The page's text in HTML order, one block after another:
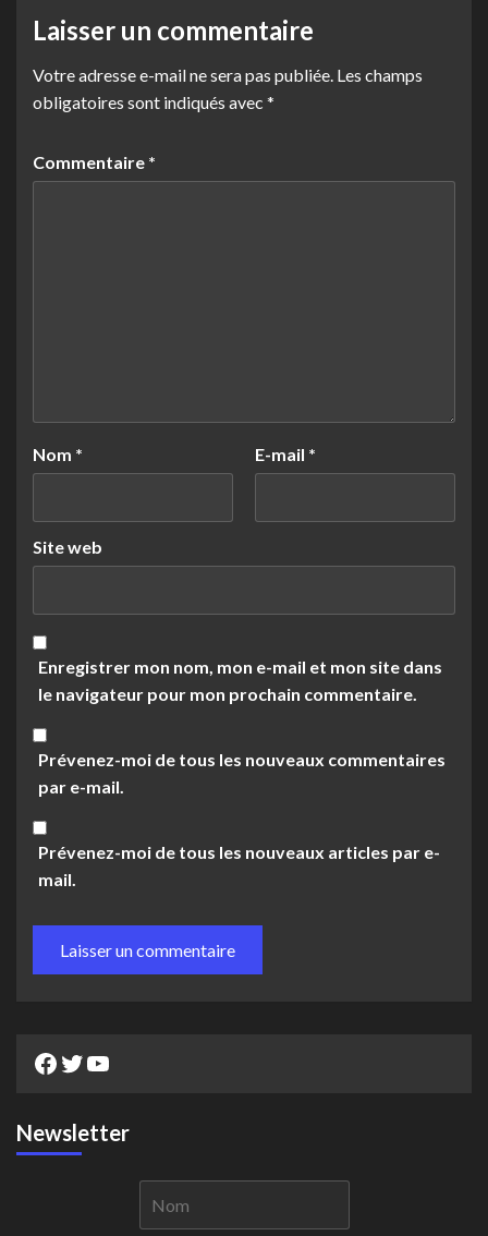
Laisser un commentaire
Votre adresse e-mail ne sera pas publiée. Les champs
obligatoires sont indiqués avec *
Commentaire *
Nom * E-mail *
Site web
Enregistrer mon nom, mon e-mail et mon site dans
le navigateur pour mon prochain commentaire.
Prévenez-moi de tous les nouveaux commentaires
par e-mail.
Prévenez-moi de tous les nouveaux articles par e-
mail.
Facebook
Twitter
YouTube
Newsletter